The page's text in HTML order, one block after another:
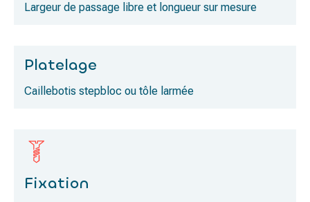
Largeur de passage libre et longueur sur mesure
Platelage
Caillebotis stepbloc ou tôle larmée
Fixation